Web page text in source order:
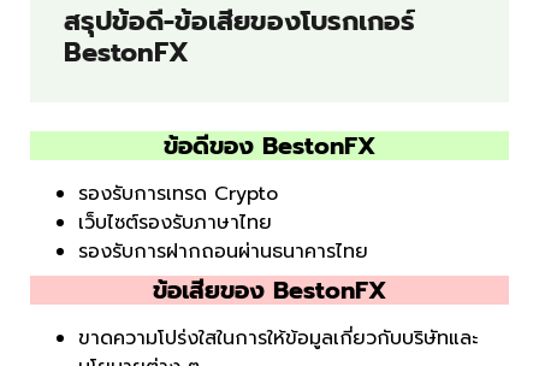
สรุปข้อดี-ข้อเสียของโบรกเกอร์
BestonFX
ข้อดีของ BestonFX
รองรับการเทรด Crypto
เว็บไซต์รองรับภาษาไทย
รองรับการฝากถอนผ่านธนาคารไทย
ข้อเสียของ BestonFX
ขาดความโปร่งใสในการให้ข้อมูลเกี่ยวกับบริษัทและ